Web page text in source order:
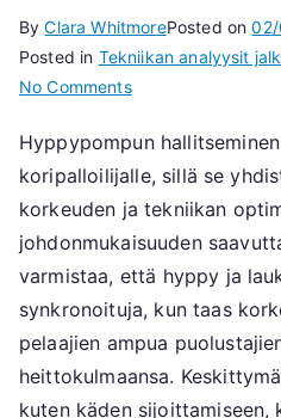
ByClara WhitmorePosted on
Posted in Tekniikan analyysit
No Commentson
Ajoitus,
Korkeus,
Tekniikka
Hyppypompun
koripalloilijalle, sillä se
korkeuden ja tekniikan
johdonmukaisuuden
varmistaa, että hyppy ja
synkronoituja, kun taas
pelaajien ampua
heittokulmaansa.
kuten käden sijoittamiseen,